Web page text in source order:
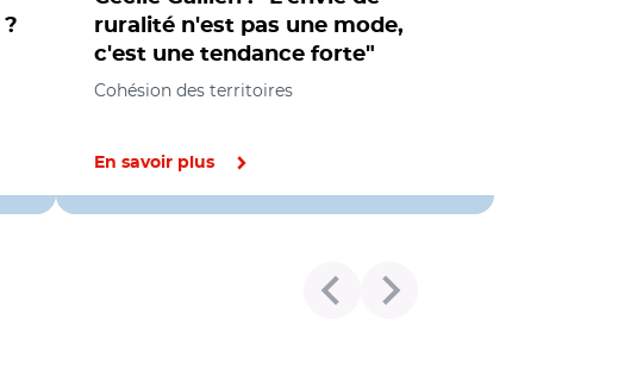
ruralité n'est pas une mode,
c'est une tendance forte"
Cohésion des territoires
En savoir plus